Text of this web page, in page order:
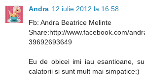
Andra 12 iulie 2012 la 16:58
Fb: Andra Beatrice Melinte
Share:http://www.facebook.com/
39692693649
Eu de obicei imi iau esantioane,
calatorii si sunt mult mai simpatice:)